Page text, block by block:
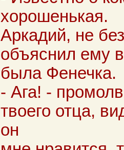
хорошенькая.
Аркадий, не
объяснил ему в
была Фенечка.
- Ага! -
твоего отца,
он